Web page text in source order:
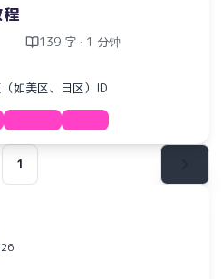
139 字 · 1 分钟
如美区、日区）ID
1